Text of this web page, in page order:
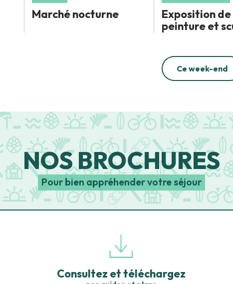
Marché nocturne
Exposition de
peinture et
Ce week-end
NOS BROCHURES
Pour bien appréhender votre séjour
Consultez et téléchargez